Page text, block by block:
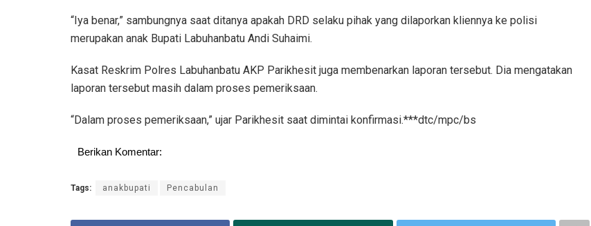
“Iya benar,” sambungnya saat ditanya apakah DRD selaku pihak yang dilaporkan kliennya ke polisi
merupakan anak Bupati Labuhanbatu Andi Suhaimi.
Kasat Reskrim Polres Labuhanbatu AKP Parikhesit juga membenarkan laporan tersebut. Dia mengatakan
laporan tersebut masih dalam proses pemeriksaan.
“Dalam proses pemeriksaan,” ujar Parikhesit saat dimintai konfirmasi.***dtc/mpc/bs
Berikan Komentar:
Tags: anakbupati Pencabulan